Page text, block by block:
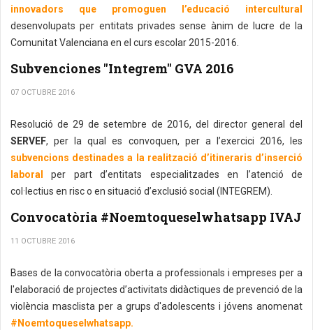
innovadors que promoguen l’educació intercultural
desenvolupats per entitats privades sense ànim de lucre de la
Comunitat Valenciana en el curs escolar 2015-2016.
Subvenciones "Integrem" GVA 2016
07 OCTUBRE 2016
Resolució de 29 de setembre de 2016, del director general del
SERVEF, per la qual es convoquen, per a l’exercici 2016, les
subvencions destinades a la realització d’itineraris d’inserció
laboral
per part d’entitats especialitzades en l’atenció de
col·lectius en risc o en situació d’exclusió social (INTEGREM).
Convocatòria #Noemtoqueselwhatsapp IVAJ
11 OCTUBRE 2016
Bases de la convocatòria oberta a professionals i empreses per a
l'elaboració de projectes d’activitats didàctiques de prevenció de la
violència masclista per a grups d'adolescents i jóvens anomenat
#Noemtoqueselwhatsapp.